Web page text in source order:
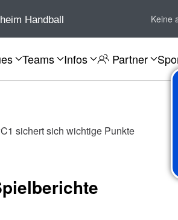
Handball Keine
Teams Infos Partner
sichert sich wichtige Punkte